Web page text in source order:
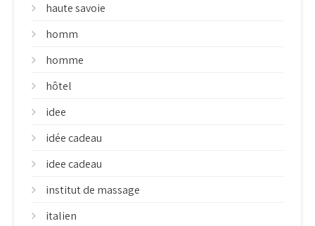
haute savoie
homm
homme
hôtel
idee
idée cadeau
idee cadeau
institut de massage
italien